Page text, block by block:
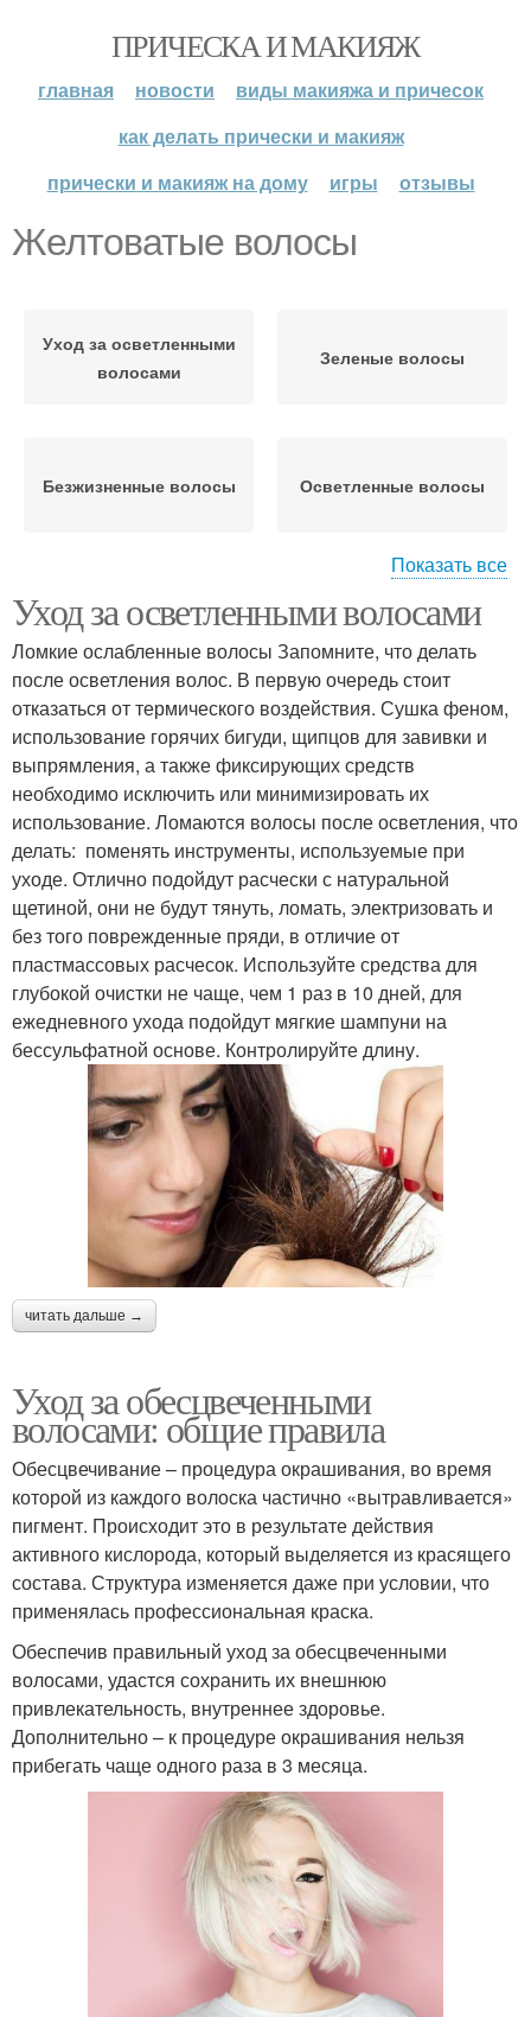
ПРИЧЕСКА И МАКИЯЖ
главная новости
виды макияжа и причесок
как делать прически и макияж
прически и макияж на дому
игры отзывы
Желтоватые волосы
Уход за осветленными
волосами
Зеленые волосы
Безжизненные волосы Осветленные волосы
Средства для волос
условиях
Уход за волосами
Волосы на холодном
режиме
Волосы от uf-лучей Здоровые волосы
Осветлители для
волосе
Осветлитель для волос
Осветлители для волос
Показать все
Уход за осветленными волосами
Ломкие ослабленные волосы Запомните, что делать
после осветления волос. В первую очередь стоит
отказаться от термического воздействия. Сушка феном,
использование горячих бигуди, щипцов для завивки и
выпрямления, а также фиксирующих средств
необходимо исключить или минимизировать их
использование. Ломаются волосы после осветления, что
делать: поменять инструменты, используемые при
уходе. Отлично подойдут расчески с натуральной
щетиной, они не будут тянуть, ломать, электризовать и
без того поврежденные пряди, в отличие от
пластмассовых расчесок. Используйте средства для
глубокой очистки не чаще, чем 1 раз в 10 дней, для
ежедневного ухода подойдут мягкие шампуни на
бессульфатной основе. Контролируйте длину.
читать дальше →
Уход за обесцвеченными
волосами: общие правила
Обесцвечивание – процедура окрашивания, во время
которой из каждого волоска частично «вытравливается»
пигмент. Происходит это в результате действия
активного кислорода, который выделяется из красящего
состава. Структура изменяется даже при условии, что
применялась профессиональная краска.
Обеспечив правильный уход за обесцвеченными
волосами, удастся сохранить их внешнюю
привлекательность, внутреннее здоровье.
Дополнительно – к процедуре окрашивания нельзя
прибегать чаще одного раза в 3 месяца.